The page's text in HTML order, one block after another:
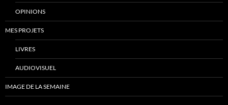
OPINIONS
MES PROJETS
LIVRES
AUDIOVISUEL
IMAGE DE LA SEMAINE